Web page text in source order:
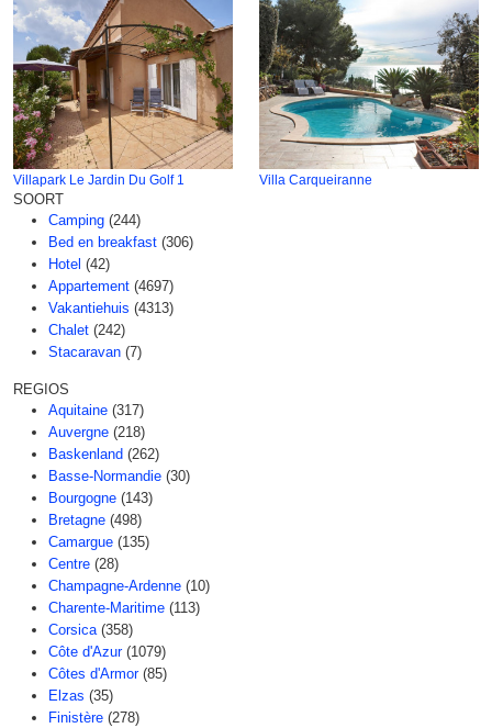
Villapark Le Jardin Du Golf 1 Villa Carqueiranne
SOORT
Camping (244)
Bed en breakfast (306)
Hotel (42)
Appartement (4697)
Vakantiehuis (4313)
Chalet (242)
Stacaravan (7)
REGIOS
Aquitaine (317)
Auvergne (218)
Baskenland (262)
Basse-Normandie (30)
Bourgogne (143)
Bretagne (498)
Camargue (135)
Centre (28)
Champagne-Ardenne (10)
Charente-Maritime (113)
Corsica (358)
Côte d'Azur (1079)
Côtes d'Armor (85)
Elzas (35)
Finistère (278)